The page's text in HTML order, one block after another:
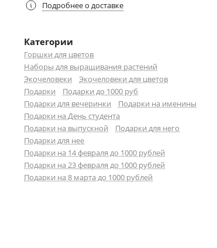
Подробнее о доставке
Категории
Горшки для цветов
Наборы для выращивания растений
Экочеловеки
Экочеловеки для цветов
Подарки
Подарки до 1000 руб
Подарки для вечеринки
Подарки на именины
Подарки на День студента
Подарки на выпускной
Подарки для него
Подарки для нее
Подарки на 14 февраля до 1000 рублей
Подарки на 23 февраля до 1000 рублей
Подарки на 8 марта до 1000 рублей